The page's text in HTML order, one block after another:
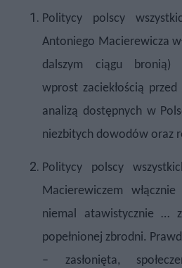
Politycy polscy
Antoniego Macierewicza
dalszym ciągu bronią)
wprost zaciekłością przed
analizą dostępnych w
niezbitych dowodów oraz
Politycy polscy
Macierewiczem
niemal atawistycznie …
popełnionej zbrodni.
– zasłonięta,